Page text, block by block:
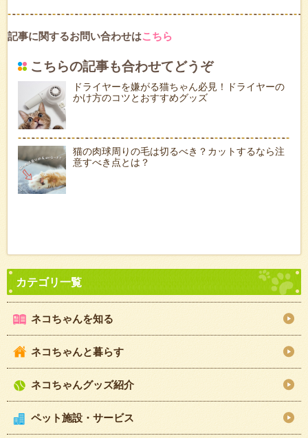
記事に関するお問い合わせはこちら
こちらの記事も合わせてどうぞ
ドライヤーを嫌がる猫ちゃん必見！ドライヤーの
かけ方のコツとおすすめグッズ
猫の肉球周りの毛は切るべき？カットするなら注
意すべき点とは？
ネコちゃんを知る
ネコちゃんと暮らす
ネコちゃんグッズ紹介
ペット施設・サービス